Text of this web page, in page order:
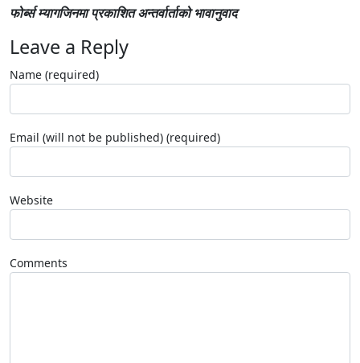
फोर्ब्सम्यागजिनमा प्रकाशित अन्तर्वार्ताको भावानुवाद
Leave a Reply
Name (required)
Email (will not be published) (required)
Website
Comments